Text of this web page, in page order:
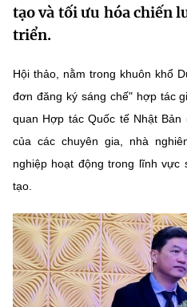
Sở hữu trí tuệ
Tiêu chuẩn, đo lường,
Tin tổng hợp
Tin địa phương
Văn bản QPPL
Lấy ý kiến người dân về
MST IOFFICE
Khoa học và Công nghệ
Chuyển đổi số
Sở hữu trí tuệ
Tiêu chuẩn, đo lường,
Multimedia
THƯ ĐIỆN TỬ
Khác
Videos
Infographic
Ảnh
Voice
tạo và tối ưu hóa chiến
triển.
Hội thảo, nằm trong khuôn khổ
đơn đăng ký sáng chế" hợp tác
quan Hợp tác Quốc tế Nhật
của các chuyên gia, nhà
nghiệp hoạt động trong lĩnh
tạo.